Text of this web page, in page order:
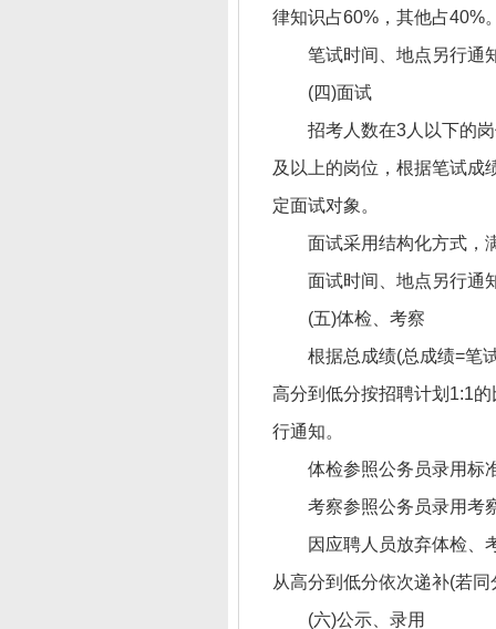
律知识占60%，其他占40%
笔试时间、地点另行通
(四)面试
招考人数在3人以下的
及以上的岗位，根据笔试成
定面试对象。
面试采用结构化方式，
面试时间、地点另行通
(五)体检、考察
根据总成绩(总成绩=笔
高分到低分按招聘计划1:1
行通知。
体检参照公务员录用标
考察参照公务员录用考
因应聘人员放弃体检、
从高分到低分依次递补(若
(六)公示、录用